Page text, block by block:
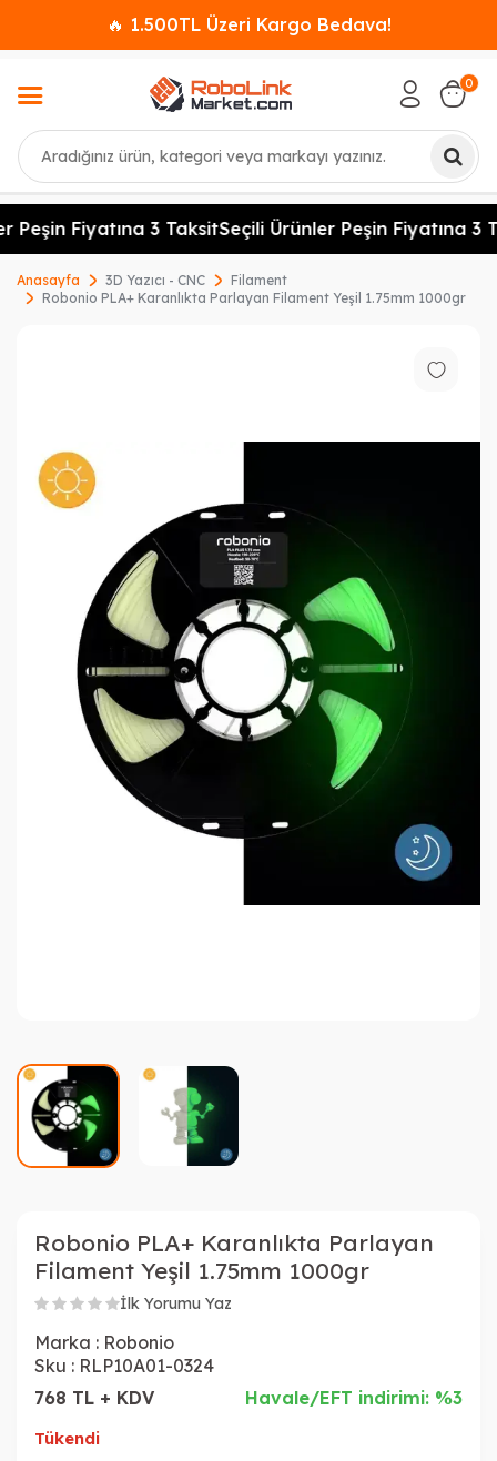
🔥 1.500TL Üzeri Kargo Bedava!
Ara
0
Peşin Fiyatına 3 TaksitSeçili Ürünler Peşin Fiyatına 3
Anasayfa 3D Yazıcı - CNC
Filament
Robonio PLA+ Karanlıkta Parlayan Filament Yeşil 1.75mm 1000gr
Robonio PLA+ Karanlıkta Parlayan
Filament Yeşil 1.75mm 1000gr
İlk Yorumu Yaz
Marka : Robonio
Sku : RLP10A01-0324
768 TL + KDV
Havale/EFT indirimi: %3
Tükendi